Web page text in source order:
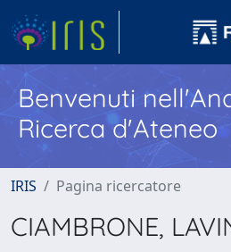
Benvenuti
Ricerca d'Ateneo
IRIS Pagina ricercatore
CIAMBRONE,